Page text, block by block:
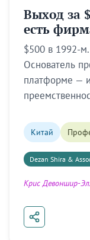
Выход за
есть
$500 в 1992-
Основатель
платформе —
Китай
Dezan Shira &
Крис Девоншир-